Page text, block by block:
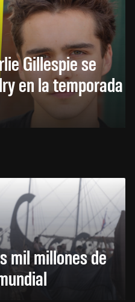
Gillespie se
en la temporada
mil millones de